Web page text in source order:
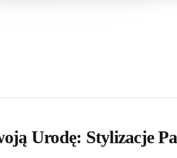
Urodę: Stylizacje